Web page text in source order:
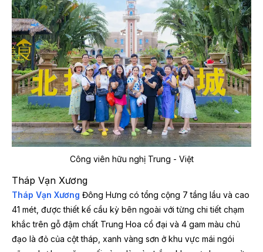
Công viên hữu nghị Trung - Việt
Tháp Vạn Xương
Tháp Vạn Xương Đông Hưng có tổng cộng 7 tầng lầu và cao
41 mét, được thiết kế cầu kỳ bên ngoài với từng chi tiết chạm
khắc trên gỗ đậm chất Trung Hoa cổ đại và 4 gam màu chủ
đạo là đỏ của cột tháp, xanh vàng sơn ở khu vực mái ngói